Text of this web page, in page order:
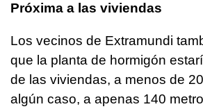
Próxima a las viviendas
Los vecinos de Extramundi
que la planta de hormigón
de las viviendas, a menos de
algún caso, a apenas 140